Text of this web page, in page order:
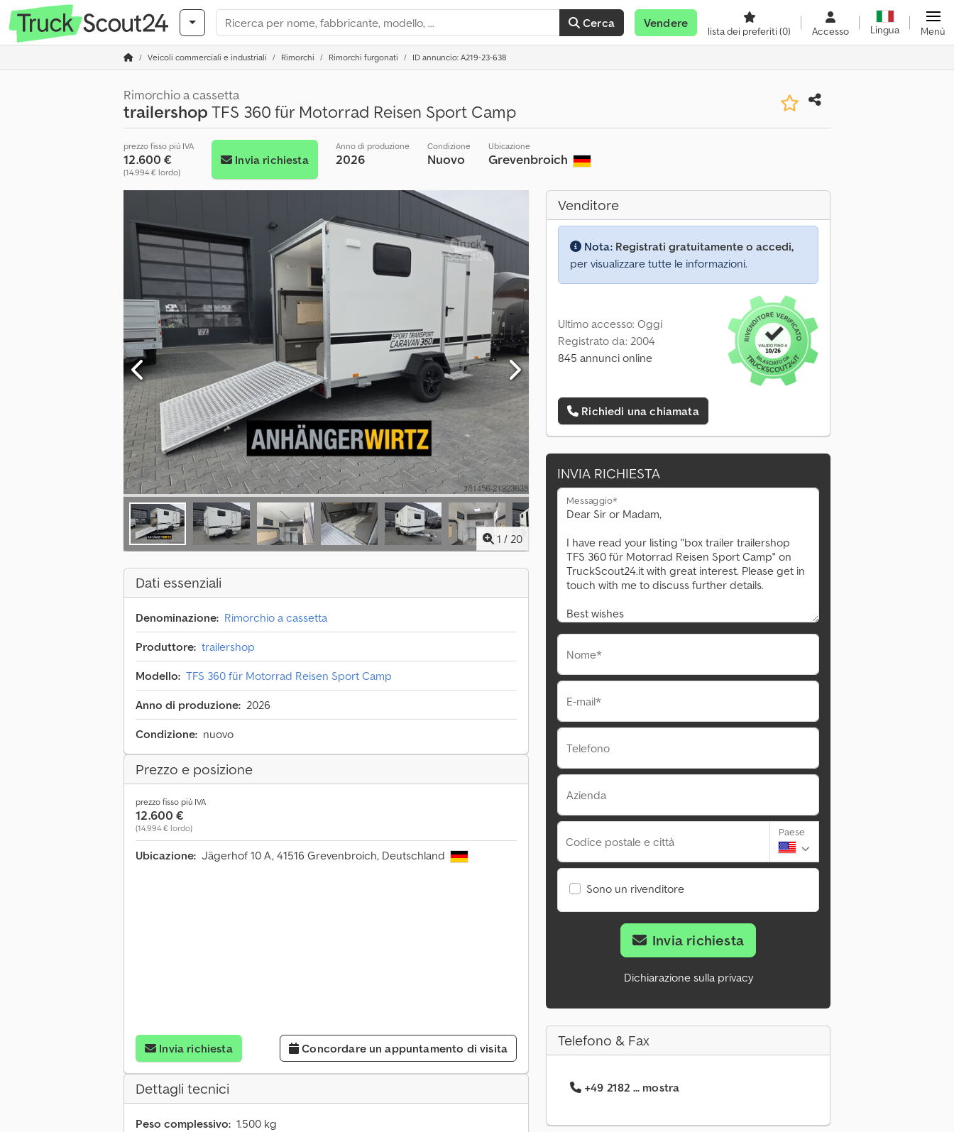
Cerca Vendere
lista dei preferiti (0) Accesso Lingua Menù
Veicoli commerciali e industriali Rimorchi Rimorchi furgonati ID annuncio: A219-23-638
Rimorchio a cassetta
trailershopTFS 360 für Motorrad Reisen Sport Camp
prezzo fisso più IVA
12.600 €
(14.994 € lordo)
Invia richiesta
Anno di produzione
2026
Condizione
Nuovo
Ubicazione
Grevenbroich
1 / 20
Dati essenziali
Denominazione: Rimorchio a cassetta
Produttore: trailershop
Modello: TFS 360 für Motorrad Reisen Sport Camp
Anno di produzione: 2026
Condizione: nuovo
Prezzo e posizione
prezzo fisso più IVA
12.600 €
(14.994 € lordo)
Ubicazione: Jägerhof 10 A, 41516 Grevenbroich, Deutschland
Invia richiesta Concordare un appuntamento di visita
Dettagli tecnici
Peso complessivo: 1.500 kg
Venditore
Nota: Registrati gratuitamente o accedi,
per visualizzare tutte le informazioni.
Ultimo accesso: Oggi
Registrato da: 2004
845 annunci online
Richiedi una chiamata
INVIA RICHIESTA
Messaggio*
Nome*
E-mail*
Telefono
Azienda
Codice postale e città
Paese
Sono un rivenditore
Invia richiesta
Dichiarazione sulla privacy
Telefono & Fax
+49 2182 ... mostra